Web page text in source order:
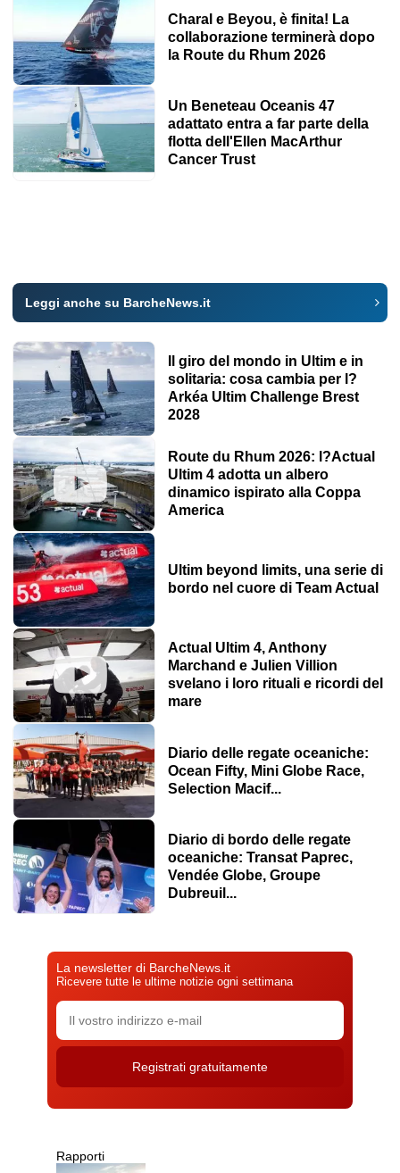
Charal e Beyou, è finita! La
collaborazione terminerà dopo
la Route du Rhum 2026
Un Beneteau Oceanis 47
adattato entra a far parte della
flotta dell'Ellen MacArthur
Cancer Trust
Leggi anche su BarcheNews.it
Il giro del mondo in Ultim e in
solitaria: cosa cambia per l?
Arkéa Ultim Challenge Brest
2028
Route du Rhum 2026: l?Actual
Ultim 4 adotta un albero
dinamico ispirato alla Coppa
America
Ultim beyond limits, una serie di
bordo nel cuore di Team Actual
Actual Ultim 4, Anthony
Marchand e Julien Villion
svelano i loro rituali e ricordi del
mare
Diario delle regate oceaniche:
Ocean Fifty, Mini Globe Race,
Selection Macif...
Diario di bordo delle regate
oceaniche: Transat Paprec,
Vendée Globe, Groupe
Dubreuil...
La newsletter di BarcheNews.it
Ricevere tutte le ultime notizie ogni settimana
Rapporti